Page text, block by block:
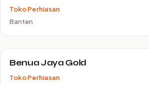
Toko Perhiasan
Banten
Benua Jaya Gold
Toko Perhiasan